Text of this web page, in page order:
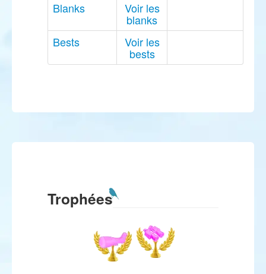
Blanks Voir les
blanks
Bests
Voir les
bests
Trophées